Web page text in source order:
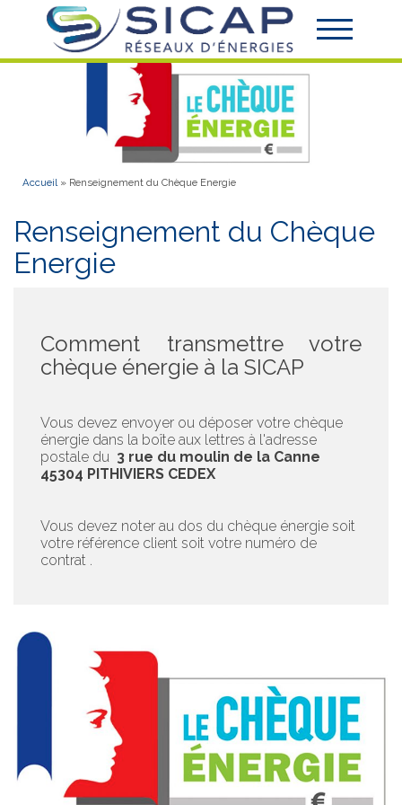
Accueil» Renseignement du Chèque Energie
Renseignement du Chèque
Energie
Comment transmettre votre
chèque énergie à la SICAP
Vous devez envoyer ou déposer votre chèque
énergie dans la boîte aux lettres à l'adresse
postale du 3 rue du moulin de la Canne
45304 PITHIVIERS CEDEX
Vous devez noter au dos du chèque énergie soit
votre référence client soit votre numéro de
contrat .